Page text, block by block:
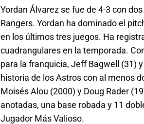
Yordan Álvarez se fue de 4-3 con
Rangers. Yordan ha dominado el
en los últimos tres juegos. Ha
cuadrangulares en la temporada.
para la franquicia, Jeff Bagwell (31)
historia de los Astros con al menos
Moisés Alou (2000) y Doug Rader
anotadas, una base robada y 11
Jugador Más Valioso.